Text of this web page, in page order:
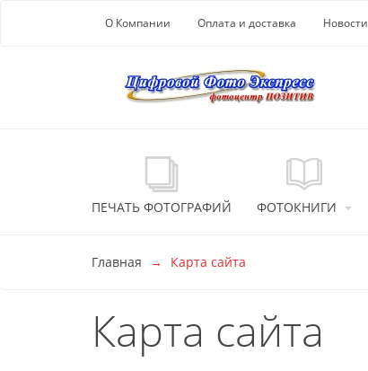
Перейти к основной информации
О Компании Оплата и доставка Новости
ПЕЧАТЬ ФОТОГРАФИЙ ФОТОКНИГИ
Главная Карта сайта
Карта сайта